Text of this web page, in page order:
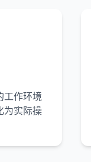
工作环境
为实际操